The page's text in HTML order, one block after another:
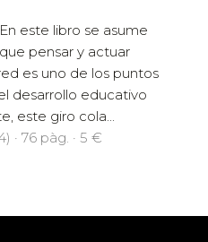
En este libro se asume
que pensar y actuar
es uno de los puntos
desarrollo educativo
este giro cola...
· 76 pàg. · 5 €